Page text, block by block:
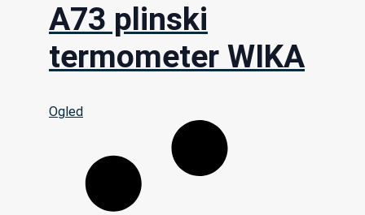
A73 plinski
termometer WIKA
Ogled